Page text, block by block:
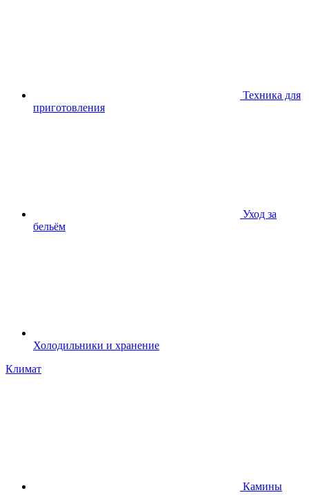
Техника для
приготовления
Уход за
бельём
Холодильники и хранение
Климат
Камины